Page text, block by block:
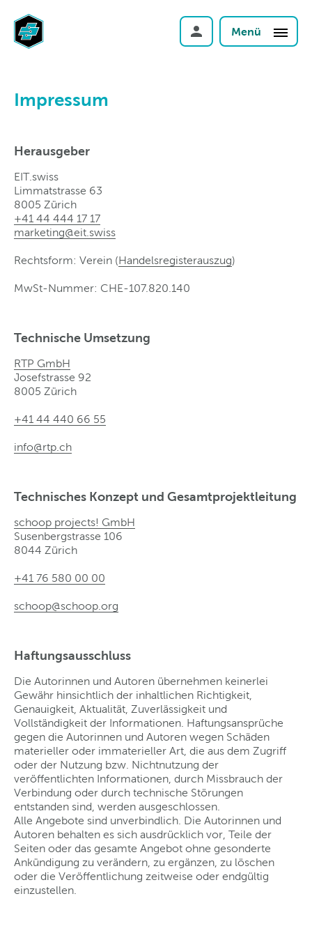
Menü
Impressum
Herausgeber
EIT.swiss
Limmatstrasse 63
8005 Zürich
+41 44 444 17 17
marketing@eit swiss
Rechtsform: Verein (Handelsregisterauszug)
MwSt-Nummer: CHE-107.820.140
Technische Umsetzung
RTP GmbH
Josefstrasse 92
8005 Zürich
+41 44 440 66 55
info@rtp ch
Technisches Konzept und Gesamtprojektleitung
schoop projects! GmbH
Susenbergstrasse 106
8044 Zürich
+41 76 580 00 00
schoop@schoop.org
Haftungsausschluss
Die Autorinnen und Autoren übernehmen keinerlei
Gewähr hinsichtlich der inhaltlichen Richtigkeit,
Genauigkeit, Aktualität, Zuverlässigkeit und
Vollständigkeit der Informationen. Haftungsansprüche
gegen die Autorinnen und Autoren wegen Schäden
materieller oder immaterieller Art, die aus dem Zugriff
oder der Nutzung bzw. Nichtnutzung der
veröffentlichten Informationen, durch Missbrauch der
Verbindung oder durch technische Störungen
entstanden sind, werden ausgeschlossen.
Alle Angebote sind unverbindlich. Die Autorinnen und
Autoren behalten es sich ausdrücklich vor, Teile der
Seiten oder das gesamte Angebot ohne gesonderte
Ankündigung zu verändern, zu ergänzen, zu löschen
oder die Veröffentlichung zeitweise oder endgültig
einzustellen.